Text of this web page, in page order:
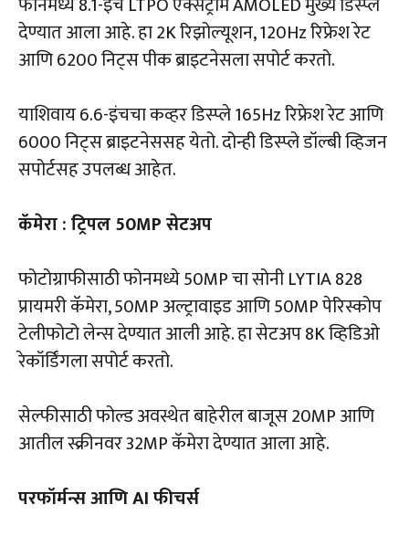
देण्यात आला आहे. हा 2K रिझोल्यूशन, 120Hz रिफ्रेश रेट
आणि 6200 निट्स पीक ब्राइटनेसला सपोर्ट करतो.
याशिवाय 6.6-इंचचा कव्हर डिस्प्ले 165Hz रिफ्रेश रेट आणि
6000 निट्स ब्राइटनेससह येतो. दोन्ही डिस्प्ले डॉल्बी व्हिजन
सपोर्टसह उपलब्ध आहेत.
कॅमेरा : ट्रिपल 50MP सेटअप
फोटोग्राफीसाठी फोनमध्ये 50MP चा सोनी LYTIA 828
प्रायमरी कॅमेरा, 50MP अल्ट्रावाइड आणि 50MP पेरिस्कोप
टेलीफोटो लेन्स देण्यात आली आहे. हा सेटअप 8K व्हिडिओ
रेकॉर्डिंगला सपोर्ट करतो.
सेल्फीसाठी फोल्ड अवस्थेत बाहेरील बाजूस 20MP आणि
आतील स्क्रीनवर 32MP कॅमेरा देण्यात आला आहे.
परफॉर्मन्स आणि AI फीचर्स